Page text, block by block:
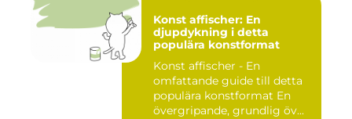
Konst affischer: En
djupdykning i detta
populära konstformat
Konst affischer - En
omfattande guide till detta
populära konstformat En
övergripande, grundlig öv...